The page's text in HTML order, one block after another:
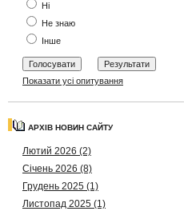
Ні
Не знаю
Інше
Показати усі опитування
АРХІВ НОВИН САЙТУ
Лютий 2026 (2)
Січень 2026 (8)
Грудень 2025 (1)
Листопад 2025 (1)